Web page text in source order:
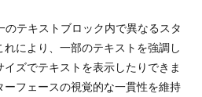
テキストブロック内で異なるスタ
により、一部のテキストを強調し
ズでテキストを表示したりできま
フェースの視覚的な一貫性を維持